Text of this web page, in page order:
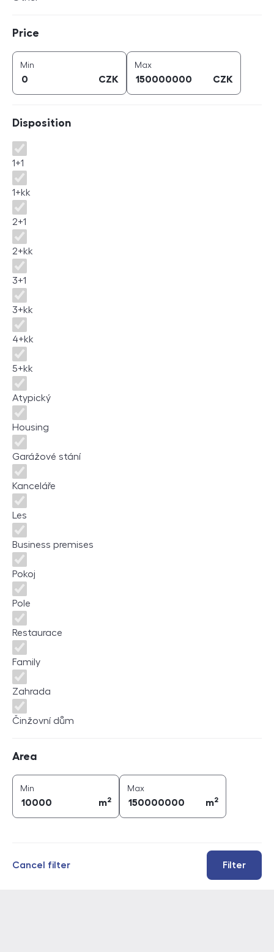
Price
Min
CZK
Maxprice (
CZK
Disposition
Disposition
1+1
1+kk
2+1
2+kk
3+1
3+kk
4+kk
5+kk
Atypický
Housing
Garážové stání
Kanceláře
Les
Business premises
Pokoj
Pole
Restaurace
Family
Zahrada
Činžovní dům
Area
Min
m2
Maxarea (
m2
Filter
Cancel filter